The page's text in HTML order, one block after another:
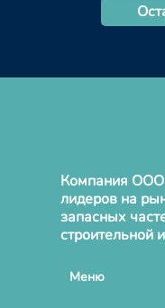
Компания ООО
лидеров на
запасных
строительной
Меню